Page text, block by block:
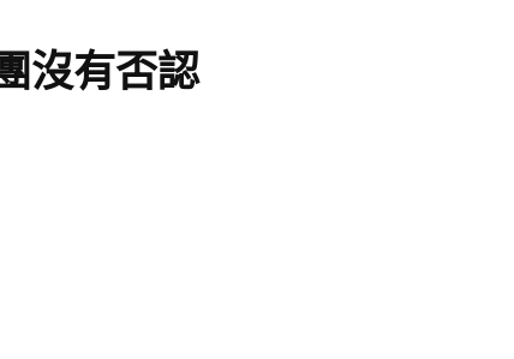
沒有否認